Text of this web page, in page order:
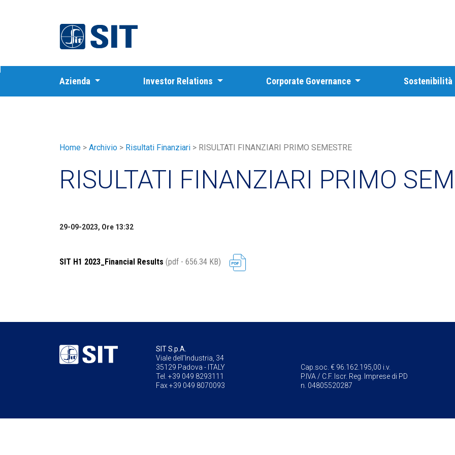
SIT
Azienda Investor Relations Corporate Governance Sostenibilità
Home > Archivio > Risultati Finanziari > RISULTATI FINANZIARI PRIMO SEMESTRE
RISULTATI FINANZIARI PRIMO
29-09-2023, Ore 13:32
SIT H1 2023_Financial Results (pdf - 656.34 KB)
SIT S.p.A.
Viale dell’Industria, 34
35129 Padova - ITALY
Tel. +39 049 8293111
Fax +39 049 8070093
Cap.soc. € 96.162.195,00 i.v.
P.IVA / C.F. Iscr. Reg. Imprese di PD
n. 04805520287